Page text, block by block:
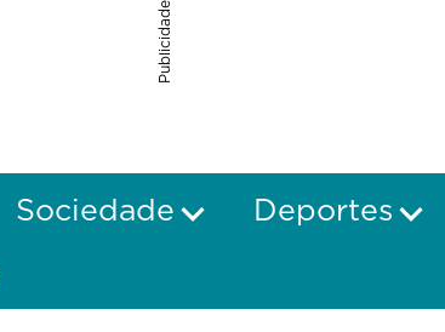
Publicidade
Sociedade Deportes